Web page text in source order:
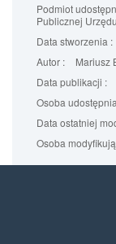
Podmiot
Publicznej
Data stworzenia :
Autor :
Mariusz
Data publikacji :
Osoba
Data ostatniej
Osoba